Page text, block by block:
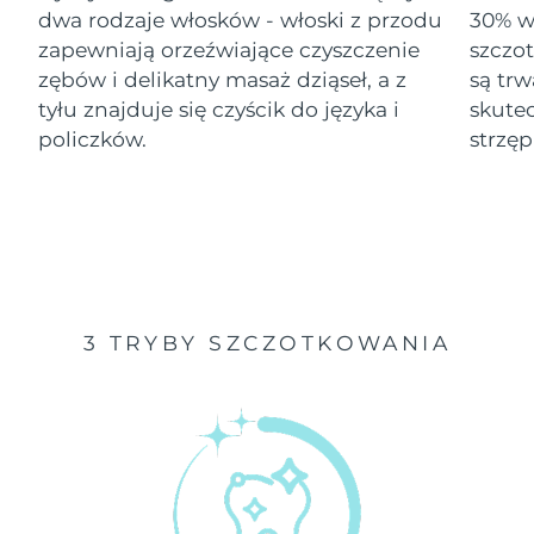
dwa rodzaje włosków - włoski z przodu
zapewniają orzeźwiające czyszczenie
zębów i delikatny masaż dziąseł, a z
tyłu znajduje się czyścik do języka i
policzków.
30%
są
3 TRYBY SZCZOTKOWANIA
Izrael
Oczekiwany czas dostawy
Włochy
Oczekiwany czas dostawy
8/8/26
Kazachstan
8/10/26
Oczekiwany czas dostawy